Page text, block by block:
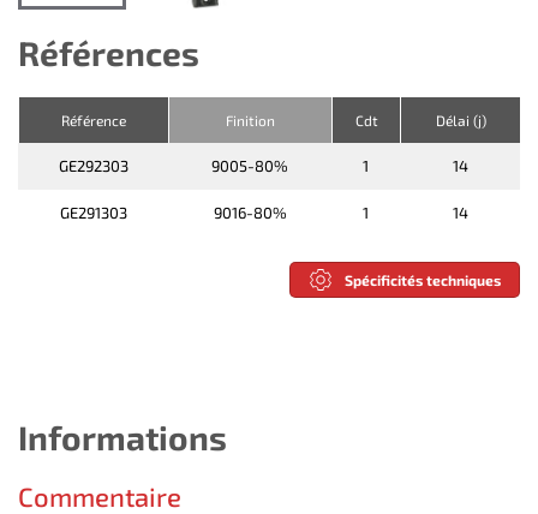
Références
Référence Finition Cdt Délai (j)
GE292303 9005-80% 1 14
GE291303 9016-80% 1 14
Spécificités techniques
Informations
Commentaire